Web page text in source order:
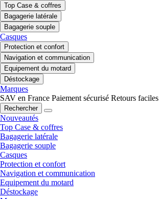
Top Case & coffres
Bagagerie latérale
Bagagerie souple
Casques
Protection et confort
Navigation et communication
Equipement du motard
Déstockage
Marques
SAV en France Paiement sécurisé Retours faciles
Rechercher
Nouveautés
Top Case & coffres
Bagagerie latérale
Bagagerie souple
Casques
Protection et confort
Navigation et communication
Equipement du motard
Déstockage